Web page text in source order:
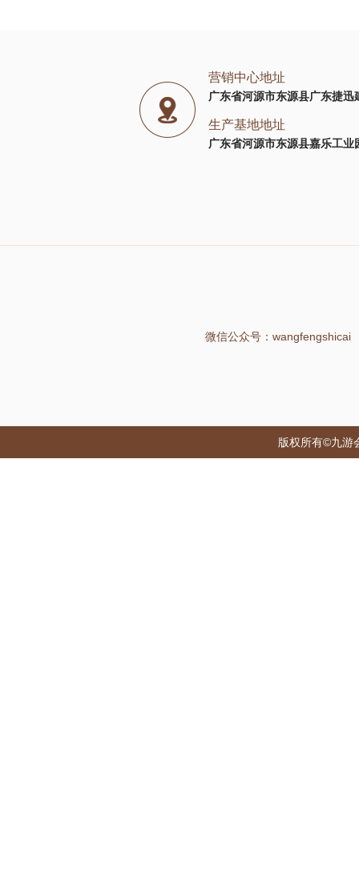
营销中心地址
广东省河源市东源县广东捷迅
生产基地地址
广东省河源市东源县嘉乐工业
微信公众号：wangfengshicai
版权所有©九